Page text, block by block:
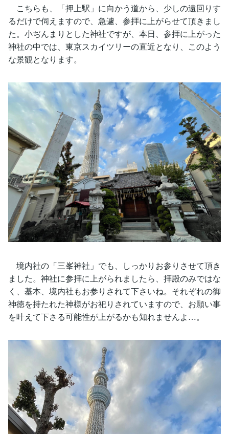
こちらも、「押上駅」に向かう道から、少しの遠回りす
るだけで伺えますので、急遽、参拝に上がらせて頂きまし
た。小ぢんまりとした神社ですが、本日、参拝に上がった
神社の中では、東京スカイツリーの直近となり、このよう
な景観となります。
境内社の「三峯神社」でも、しっかりお参りさせて頂き
ました。神社に参拝に上がられましたら、拝殿のみではな
く、基本、境内社もお参りされて下さいね。それぞれの御
神徳を持たれた神様がお祀りされていますので、お願い事
を叶えて下さる可能性が上がるかも知れませんよ…。